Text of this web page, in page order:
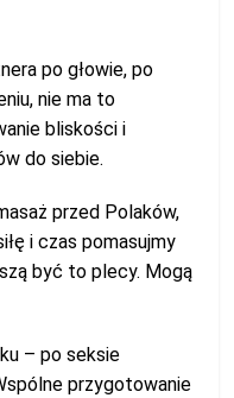
po głowie, po
nie ma to
bliskości i
do siebie.
przed Polaków,
i czas pomasujmy
być to plecy. Mogą
– po seksie
przygotowanie